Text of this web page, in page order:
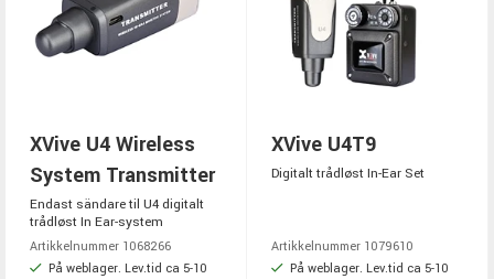
XVive U4 Wireless
System Transmitter
Endast sändare til U4 digitalt
trådløst In Ear-system
Artikkelnummer 1068266
På weblager. Lev.tid ca 5-10
XVive U4T9
Digitalt trådløst In-Ear Set
Artikkelnummer 1079610
På weblager. Lev.tid ca 5-10